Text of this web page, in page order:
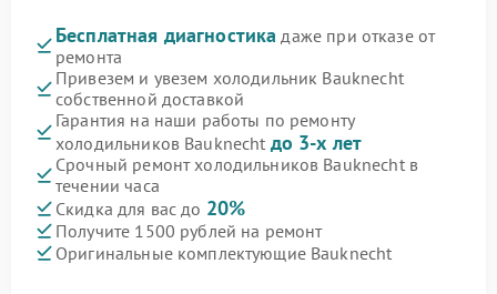
Бесплатная диагностика даже при отказе от
ремонта
Привезем и увезем холодильник Bauknecht
собственной доставкой
Гарантия на наши работы по ремонту
холодильников Bauknecht до 3-х лет
Срочный ремонт холодильников Bauknecht в
течении часа
Скидка для вас до 20%
Получите 1500 рублей на ремонт
Оригинальные комплектующие Bauknecht